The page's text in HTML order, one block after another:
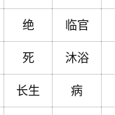
绝 临官
死 沐浴
长生 病